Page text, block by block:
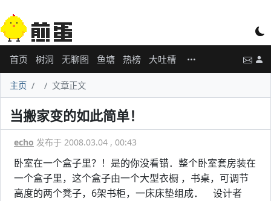
首页 树洞 无聊图 鱼塘 热榜 大吐槽
主页 文章正文
当搬家变的如此简单！
echo 发布于 2008.03.04 , 00:43
卧室在一个盒子里？！是的你没看错．整个卧室套房装在
一个盒子里，这个盒子由一个大型衣橱 ，书桌，可调节
高度的两个凳子，6架书柜，一床床垫组成． 设计者